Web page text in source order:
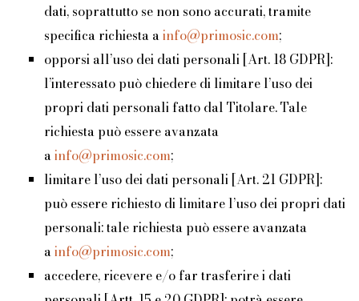
dati, soprattutto se non sono accurati, tramite
specifica richiesta ainfo@primosic.com;
opporsi all’uso dei dati personali [Art. 18 GDPR]:
l’interessato può chiedere di limitare l’uso dei
propri dati personali fatto dal Titolare. Tale
richiesta può essere avanzata
ainfo@primosic.com;
limitare l’uso dei dati personali [Art. 21 GDPR]:
può essere richiesto di limitare l’uso dei propri dati
personali: tale richiesta può essere avanzata
ainfo@primosic.com;
accedere, ricevere e/o far trasferire i dati